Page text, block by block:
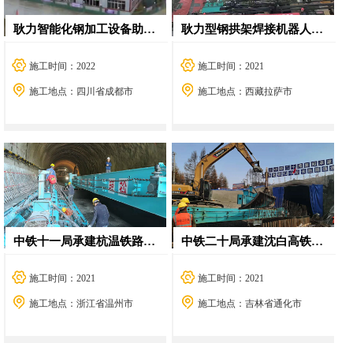
GL1500-2500数控钢筋笼滚焊机
查看更多
联系我们
公司简介
耿力智能化钢加工设备助力中铁三局成达万项目
施工时间：2022
施工地点：四川省成都市
耿力型钢拱架焊接机器人助力中铁四局川藏线项目
施工时间：2021
施工地点：西藏拉萨市
中铁十一局承建杭温铁路朱店隧道移动栈桥
施工时间：2021
施工地点：浙江省温州市
中铁二十局承建沈白高铁长胜隧道移动栈桥
施工时间：2021
施工地点：吉林省通化市